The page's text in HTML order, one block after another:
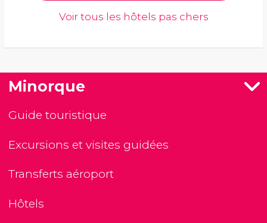
Voir tous les hôtels pas chers
Minorque
Guide touristique
Excursions et visites guidées
Transferts aéroport
Hôtels